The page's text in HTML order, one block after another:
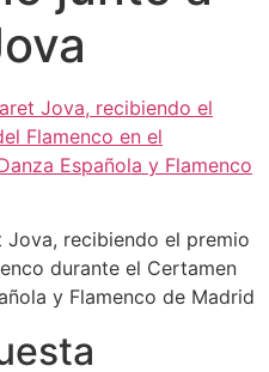
recibiendo el premio
durante el Certamen
y Flamenco de Madrid